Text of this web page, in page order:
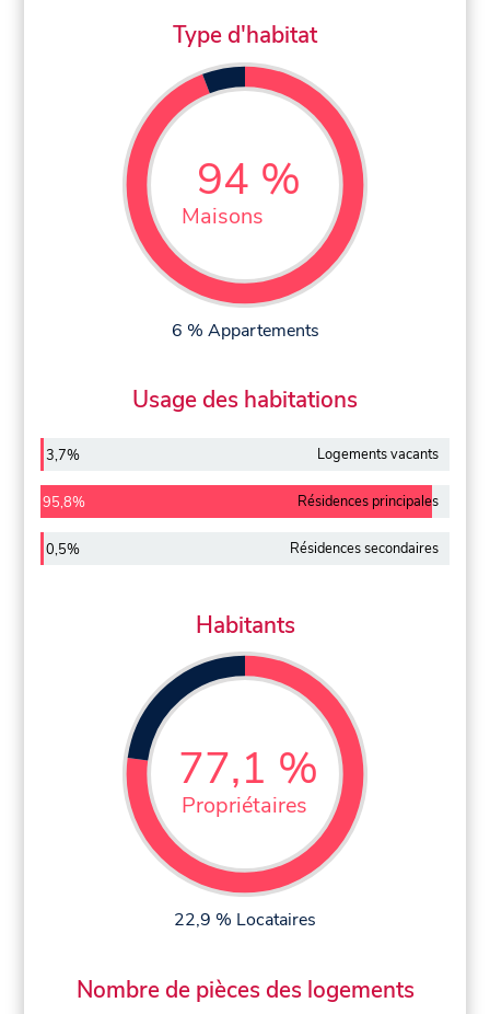
Type d'habitat
94 %
Maisons
6 % Appartements
Usage des habitations
3,7% Logements vacants
95,8% Résidences principales
0,5% Résidences secondaires
Habitants
77,1 %
Propriétaires
22,9 % Locataires
Nombre de pièces des logements